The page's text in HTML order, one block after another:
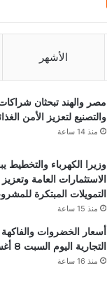
الأشهر
مصر والهند تبحثان
والتصنيع لتعزيز الأمن
منذ 14 ساعة
وزيرا الكهرباء والتخطيط
الاستثمارات العامة
التمويلات المبتكرة
منذ 15 ساعة
أسعار الخضروات
التجارية اليوم السبت 8 أغسطس
منذ 16 ساعة